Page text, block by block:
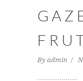
By admin